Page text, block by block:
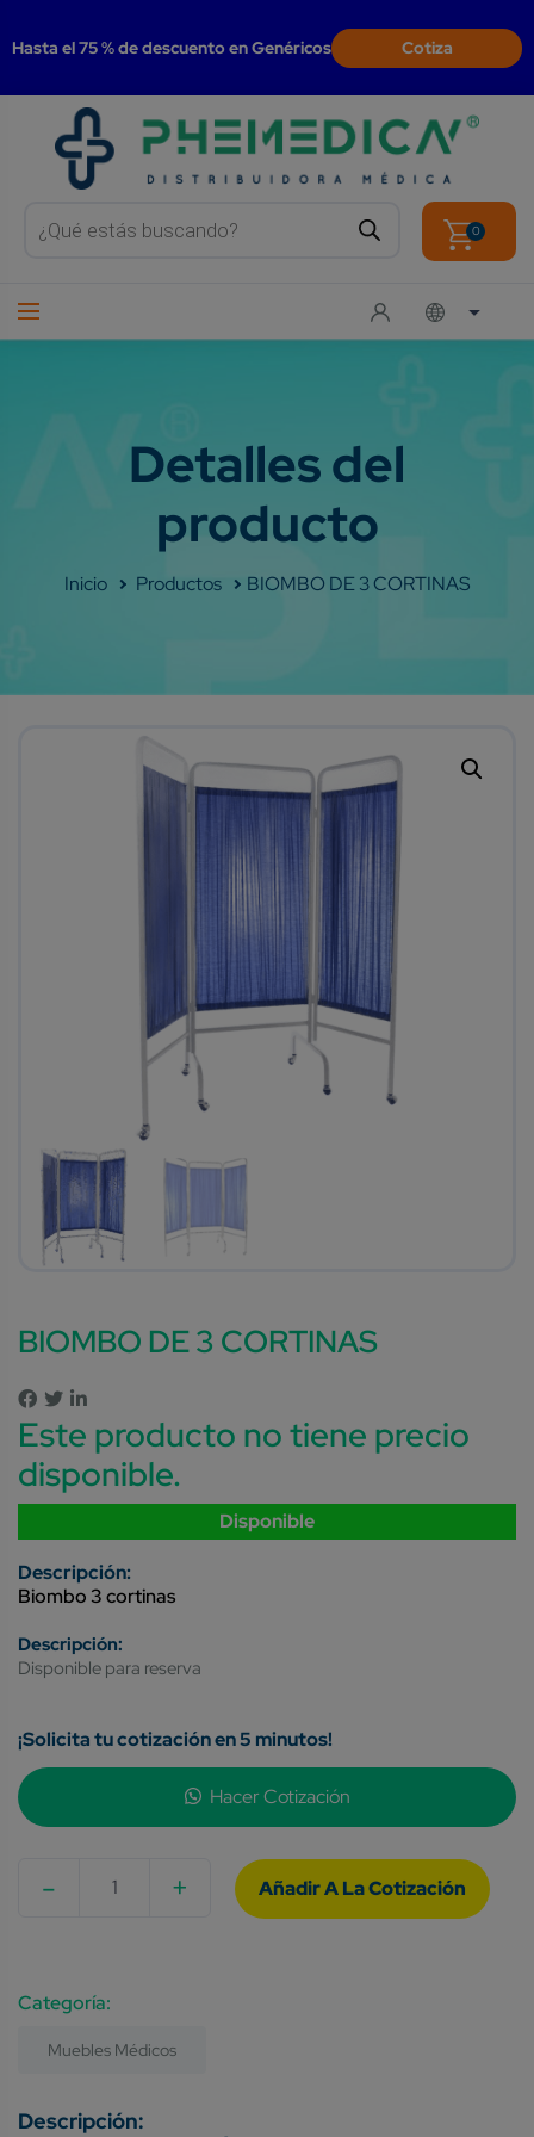
Hasta el 75 % de descuento en Genéricos Cotiza
search 0
Shop BIOMBO DE 3 CORTINAS
BIOMBO DE 3 CORTINAS
Este producto no tiene precio
disponible.
Disponible
Biombo 3 cortinas
Disponible para reserva
¡Solicita tu cotización en 5 minutos!
Hacer Cotización
- +
Category:
Muebles Médicos